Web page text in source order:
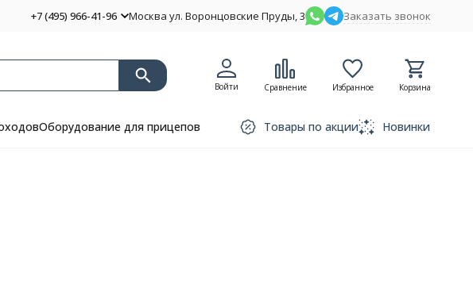
+7 (495) 966-41-96 Москва ул. Воронцовские Пруды, 3 Заказать звонок
Войти Сравнение Избранное Корзина
Оборудование для прицепов Товары по акции Новинки